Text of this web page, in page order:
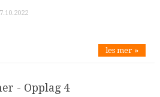
les mer »
- Opplag 4